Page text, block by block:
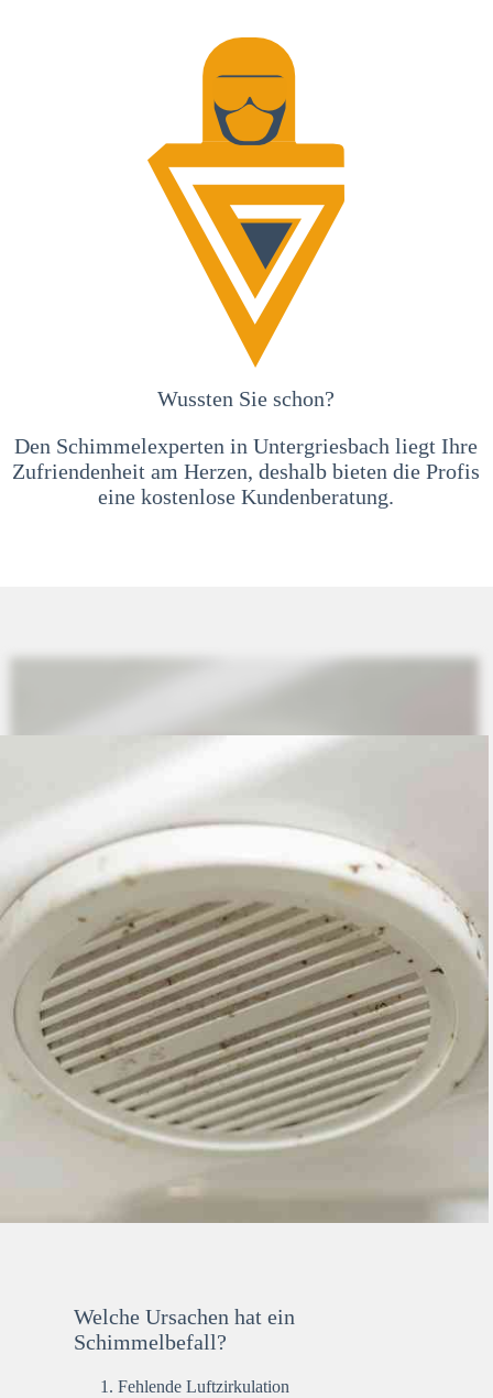
Wussten Sie schon?
Den Schimmelexperten in Untergriesbach liegt Ihre
Zufriendenheit am Herzen, deshalb bieten die Profis
eine kostenlose Kundenberatung.
Welche Ursachen hat ein
Schimmelbefall?
Fehlende Luftzirkulation